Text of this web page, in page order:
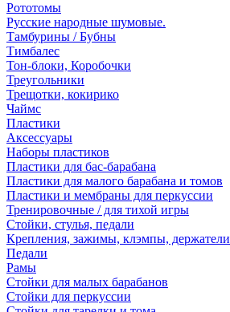
Рототомы
Русские народные шумовые.
Тамбурины / Бубны
Тимбалес
Тон-блоки, Коробочки
Треугольники
Трещотки, кокирико
Чаймс
Пластики
Аксессуары
Наборы пластиков
Пластики для бас-барабана
Пластики для малого барабана и томов
Пластики и мембраны для перкуссии
Тренировочные / для тихой игры
Стойки, стулья, педали
Крепления, зажимы, клэмпы, держатели
Педали
Рамы
Стойки для малых барабанов
Стойки для перкуссии